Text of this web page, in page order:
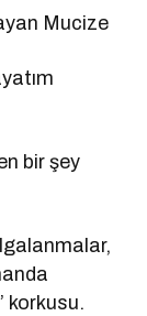
Mucize
bir şey
korkusu.